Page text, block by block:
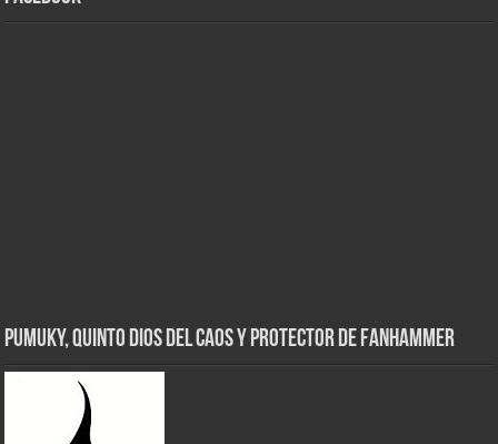
Pumuky, Quinto Dios del Caos y Protector de FanHammer